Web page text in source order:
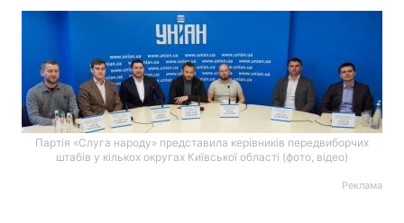
Партія «Слуга народу» представила керівників передвиборчих
штабів у кількох округах Київської області (фото, відео)
Реклама